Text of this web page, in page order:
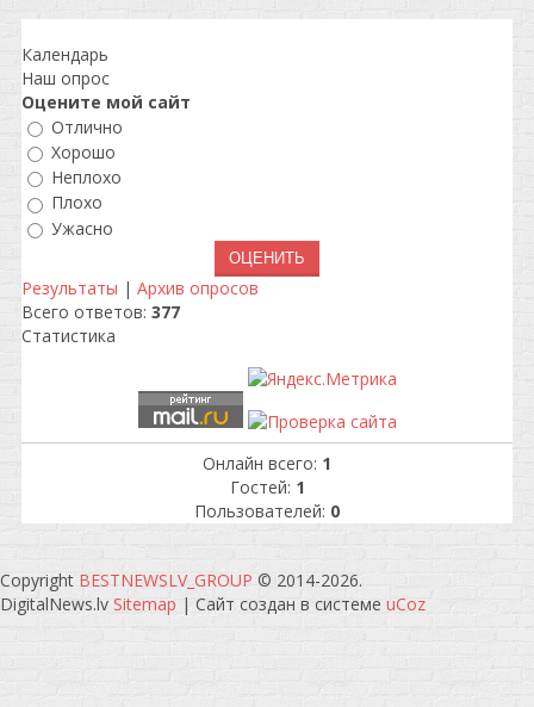
Календарь
Наш опрос
Оцените мой сайт
Отлично
Хорошо
Неплохо
Плохо
Ужасно
Результаты | Архив опросов
Всего ответов: 377
Статистика
Онлайн всего: 1
Гостей: 1
Пользователей: 0
Copyright BESTNEWSLV_GROUP © 2014-2026.
DigitalNews.lv Sitemap | Сайт создан в системе uCoz